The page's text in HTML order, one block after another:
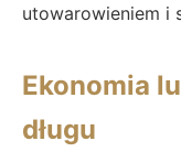
utowarowieniem i
Ekonomia
długu